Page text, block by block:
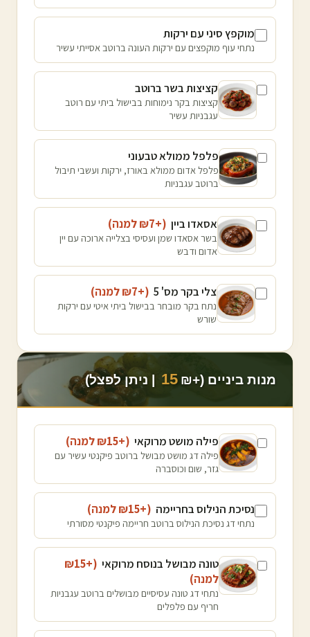
מוקפץ סיני עם ירקות
נתחי עוף מוקפצים עם ירקות העונה ברוטב אסייתי עשיר
קציצות בשר ברוטב
קציצות בקר נימוחות בבישול ביתי עם רוטב
עגבניות עשיר
פלפל ממולא טבעוני
פלפל אדום ממולא באורז, ירקות ועשבי תיבול
ברוטב עגבניות
אסאדו ביין (+₪
7 למנה)
בשר אסאדו שמן ועסיסי בצלייה ארוכה עם יין
אדום ודבש
צלי בקר מס' 5 (+₪
7 למנה)
נתח בקר מובחר בבישול ביתי איטי עם ירקות
שורש
מנות ביניים (+₪ 15 | ניתן לפצל)
פילה מושט מרוקאי (+₪
15 למנה)
פילה דג מושט מבושל ברוטב פיקנטי עשיר עם
גזר, שום וכוסברה
נסיכת הנילוס בחריימה (+₪
15 למנה)
נתחי דג נסיכת הנילוס ברוטב חריימה פיקנטי מסורתי
טונה מבושל בנוסח מרוקאי (+₪
15
למנה)
נתחי דג טונה עסיסיים מבושלים ברוטב עגבניות
חריף עם פלפלים